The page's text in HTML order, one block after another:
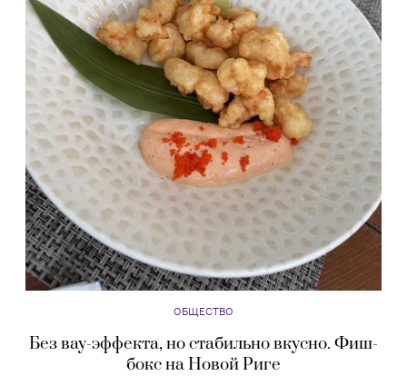
ОБЩЕСТВО
Без вау-эффекта, но стабильно вкусно. Фиш-
бокс на Новой Риге